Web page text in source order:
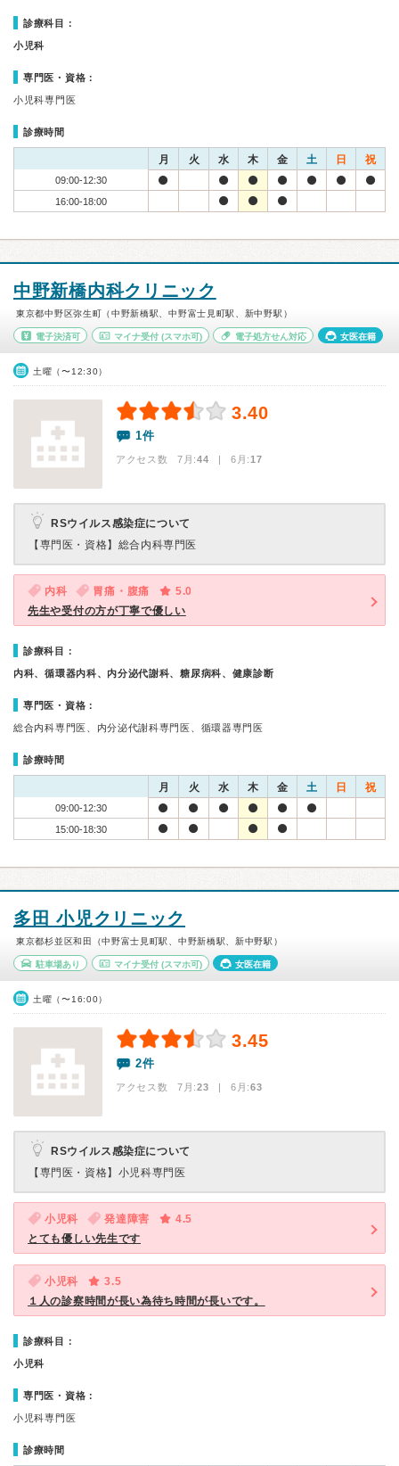
診療科目：
小児科
専門医・資格：
小児科専門医
診療時間
月 火 水 木 金 土 日 祝
09:00-12:30
16:00-18:00
中野新橋内科クリニック
東京都中野区弥生町（中野新橋駅、中野富士見町駅、新中野駅）
電子決済可 マイナ受付(スマホ可) 電子処方せん対応 女医在籍
土曜（〜12:30）
3.40
1件
アクセス数 7月:44 | 6月:17
RSウイルス感染症について
【専門医・資格】 総合内科専門医
内科 胃痛・腹痛
5.0
先生や受付の方が丁寧で優しい
診療科目：
内科、循環器内科、内分泌代謝科、糖尿病科、健康診断
専門医・資格：
総合内科専門医、内分泌代謝科専門医、循環器専門医
診療時間
月 火 水 木 金 土 日 祝
09:00-12:30
15:00-18:30
多田 小児クリニック
東京都杉並区和田（中野富士見町駅、中野新橋駅、新中野駅）
駐車場あり マイナ受付(スマホ可) 女医在籍
土曜（〜16:00）
3.45
2件
アクセス数 7月:23 | 6月:63
RSウイルス感染症について
【専門医・資格】 小児科専門医
小児科 発達障害
4.5
とても優しい先生です
小児科
3.5
１人の診察時間が長い為待ち時間が長いです。
診療科目：
小児科
専門医・資格：
小児科専門医
診療時間